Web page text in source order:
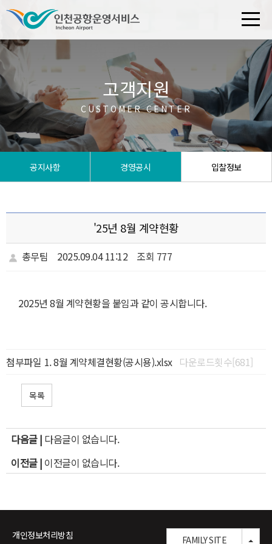
공지사항 경영공시 입찰정보
고객지원
CUSTOMER CENTER
'25년 8월 계약현황
총무팀 2025.09.04 11:12 조회 777
2025년 8월 계약현황을 붙임과 같이 공시합니다.
첨부파일 8월 계약체결현황(공시용).xlsx 다운로드횟수[681]
목록
다음글 | 다음글이 없습니다.
이전글 | 이전글이 없습니다.
개인정보처리방침 FAMILY SITE